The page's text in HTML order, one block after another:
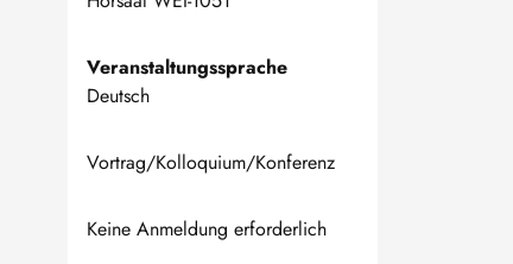
Veranstaltungssprache
Deutsch
Vortrag/Kolloquium/Konferenz
Keine Anmeldung erforderlich